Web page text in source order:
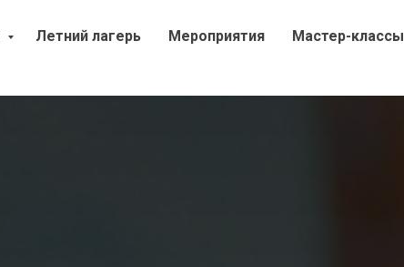
Летний лагерь Мероприятия Мастер-классы